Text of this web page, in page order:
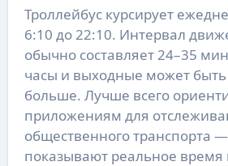
Троллейбус курсирует
6:10 до 22:10. Интервал
обычно составляет 24–35
часы и выходные может
больше. Лучше всего
приложениям для
общественного транспорта
показывают реальное